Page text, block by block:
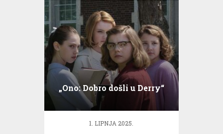
„Ono: Dobro došli u Derry“
1. LIPNJA 2025.